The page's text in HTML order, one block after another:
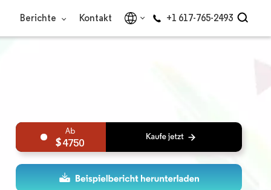
Berichte Kontakt +1 617-765-2493
4750